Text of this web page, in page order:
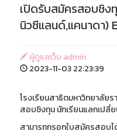
เปิดรับสมัครสอบชิงทุ
นิวซีแลนด์,แคนาดา)
ผู้ดูแลเว็บ admin
2023-11-03 22:23:39
โรงเรียนสาธิตมหาวิทยาลัย
สอบชิงทุน นักเรียนแลกเปลี่ย
สามารถกรอกใบสมัครสอบไ